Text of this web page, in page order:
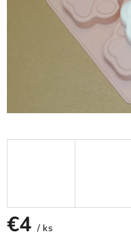
€4 / ks